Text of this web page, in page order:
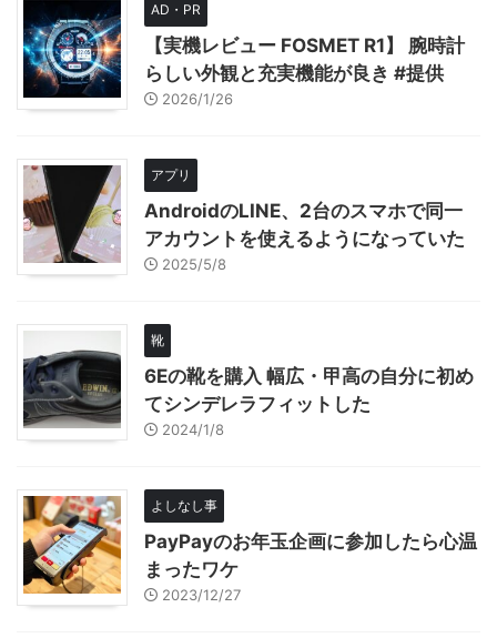
AD・PR
【実機レビュー FOSMET R1】 腕時計
らしい外観と充実機能が良き #提供
2026/1/26
アプリ
AndroidのLINE、2台のスマホで同一
アカウントを使えるようになっていた
2025/5/8
靴
6Eの靴を購入 幅広・甲高の自分に初め
てシンデレラフィットした
2024/1/8
よしなし事
PayPayのお年玉企画に参加したら心温
まったワケ
2023/12/27